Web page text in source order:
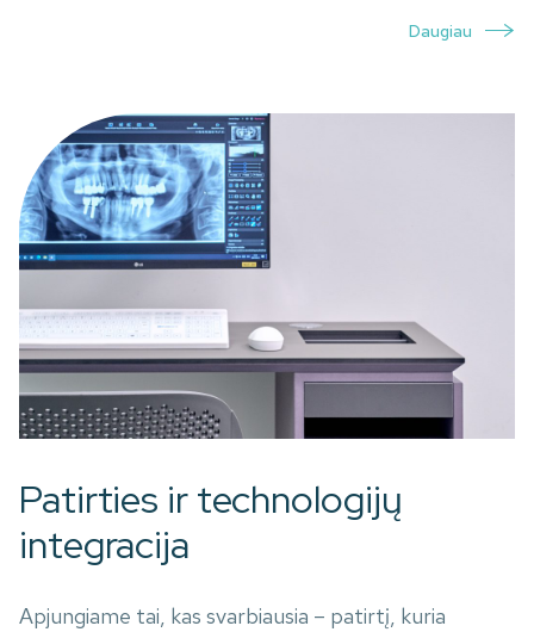
Daugiau
Patirties ir technologijų
integracija
Apjungiame tai, kas svarbiausia – patirtį, kuria